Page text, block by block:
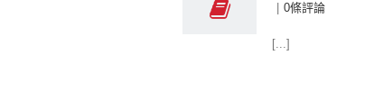
0條評論
[...]